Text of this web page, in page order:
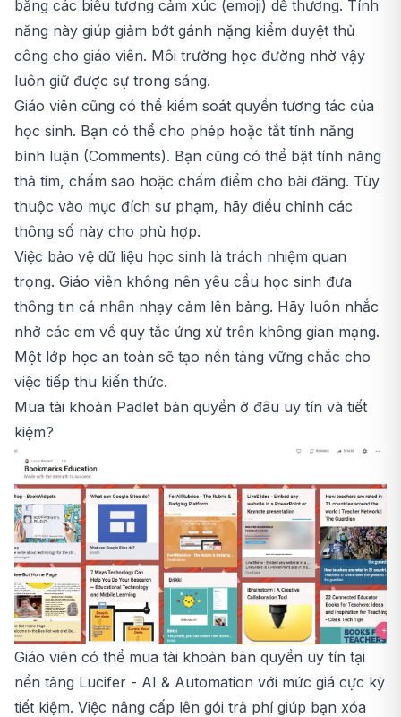
bằng các biểu tượng cảm xúc (emoji) dễ thương. Tính
năng này giúp giảm bớt gánh nặng kiểm duyệt thủ
công cho giáo viên. Môi trường học đường nhờ vậy
luôn giữ được sự trong sáng.
Giáo viên cũng có thể kiểm soát quyền tương tác của
học sinh. Bạn có thể cho phép hoặc tắt tính năng
bình luận (Comments). Bạn cũng có thể bật tính năng
thả tim, chấm sao hoặc chấm điểm cho bài đăng. Tùy
thuộc vào mục đích sư phạm, hãy điều chỉnh các
thông số này cho phù hợp.
Việc bảo vệ dữ liệu học sinh là trách nhiệm quan
trọng. Giáo viên không nên yêu cầu học sinh đưa
thông tin cá nhân nhạy cảm lên bảng. Hãy luôn nhắc
nhở các em về quy tắc ứng xử trên không gian mạng.
Một lớp học an toàn sẽ tạo nền tảng vững chắc cho
việc tiếp thu kiến thức.
Mua tài khoản Padlet bản quyền ở đâu uy tín và tiết
kiệm?
Giáo viên có thể mua tài khoản bản quyền uy tín tại
nền tảng Lucifer - AI & Automation với mức giá cực kỳ
tiết kiệm. Việc nâng cấp lên gói trả phí giúp bạn xóa